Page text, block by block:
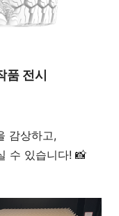
품 전시
감상하고,
수 있습니다! 📸